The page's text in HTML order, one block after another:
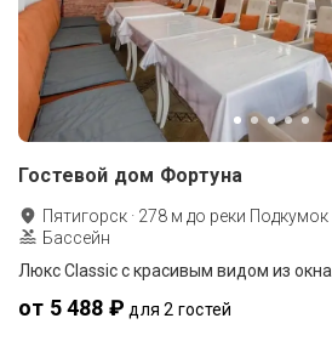
Гостевой дом Фортуна
Пятигорск · 278 м до реки Подкумок
Бассейн
Люкс Classic с красивым видом из окна
от 5 488 ₽ для 2 гостей